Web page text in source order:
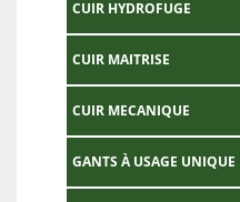
CUIR HYDROFUGE
CUIR MAITRISE
CUIR MECANIQUE
GANTS À USAGE UNIQUE